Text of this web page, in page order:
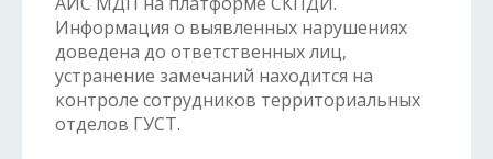
Информация о выявленных нарушениях
доведена до ответственных лиц,
устранение замечаний находится на
контроле сотрудников территориальных
отделов ГУСТ.